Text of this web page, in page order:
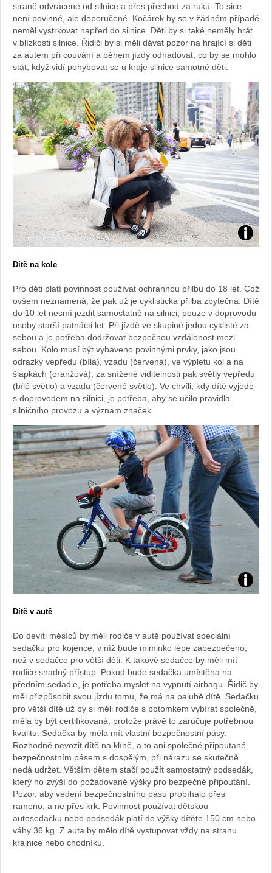
straně odvrácené od silnice a přes přechod za ruku. To sice
není povinné, ale doporučené. Kočárek by se v žádném případě
neměl vystrkovat napřed do silnice. Děti by si také neměly hrát
v blízkosti silnice. Řidiči by si měli dávat pozor na hrající si děti
za autem při couvání a během jízdy odhadovat, co by se mohlo
stát, když vidí pohybovat se u kraje silnice samotné děti.
Foto:
webu
Dítě na kole
Pro děti platí povinnost používat ochrannou přilbu do 18 let. Což
ovšem neznamená, že pak už je cyklistická přilba zbytečná. Dítě
do 10 let nesmí jezdit samostatně na silnici, pouze v doprovodu
osoby starší patnácti let. Při jízdě ve skupině jedou cyklisté za
sebou a je potřeba dodržovat bezpečnou vzdálenost mezi
sebou. Kolo musí být vybaveno povinnými prvky, jako jsou
odrazky vepředu (bílá), vzadu (červená), ve výpletu kol a na
šlapkách (oranžová), za snížené viditelnosti pak světly vepředu
(bílé světlo) a vzadu (červené světlo). Ve chvíli, kdy dítě vyjede
s doprovodem na silnici, je potřeba, aby se učilo pravidla
silničního provozu a význam značek.
Foto:
Dítě v autě
Do devíti měsíců by měli rodiče v autě používat speciální
sedačku pro kojence, v níž bude miminko lépe zabezpečeno,
než v sedačce pro větší děti. K takové sedačce by měli mít
rodiče snadný přístup. Pokud bude sedačka umístěna na
předním sedadle, je potřeba myslet na vypnutí airbagu. Řidič by
měl přizpůsobit svou jízdu tomu, že má na palubě dítě. Sedačku
pro větší dítě už by si měli rodiče s potomkem vybírat společně,
měla by být certifikovaná, protože právě to zaručuje potřebnou
kvalitu. Sedačka by měla mít vlastní bezpečnostní pásy.
Rozhodně nevozit dítě na klíně, a to ani společně připoutané
bezpečnostním pásem s dospělým, při nárazu se skutečně
nedá udržet. Větším dětem stačí použít samostatný podsedák,
který ho zvýší do požadované výšky pro bezpečné připoutání.
Pozor, aby vedení bezpečnostního pásu probíhalo přes
rameno, a ne přes krk. Povinnost používat dětskou
autosedačku nebo podsedák platí do výšky dítěte 150 cm nebo
váhy 36 kg. Z auta by mělo dítě vystupovat vždy na stranu
krajnice nebo chodníku.